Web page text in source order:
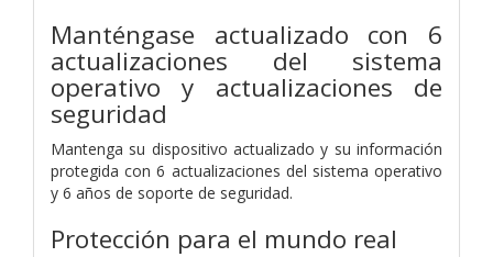
Manténgase actualizado con 6
actualizaciones del sistema
operativo y actualizaciones de
seguridad
Mantenga su dispositivo actualizado y su información
protegida con 6 actualizaciones del sistema operativo
y 6 años de soporte de seguridad.
Protección para el mundo real